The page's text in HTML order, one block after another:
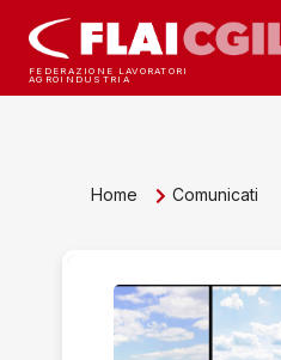
FEDERAZIONE LAVORATORI
AGROINDUSTRIA
Home Comunicati